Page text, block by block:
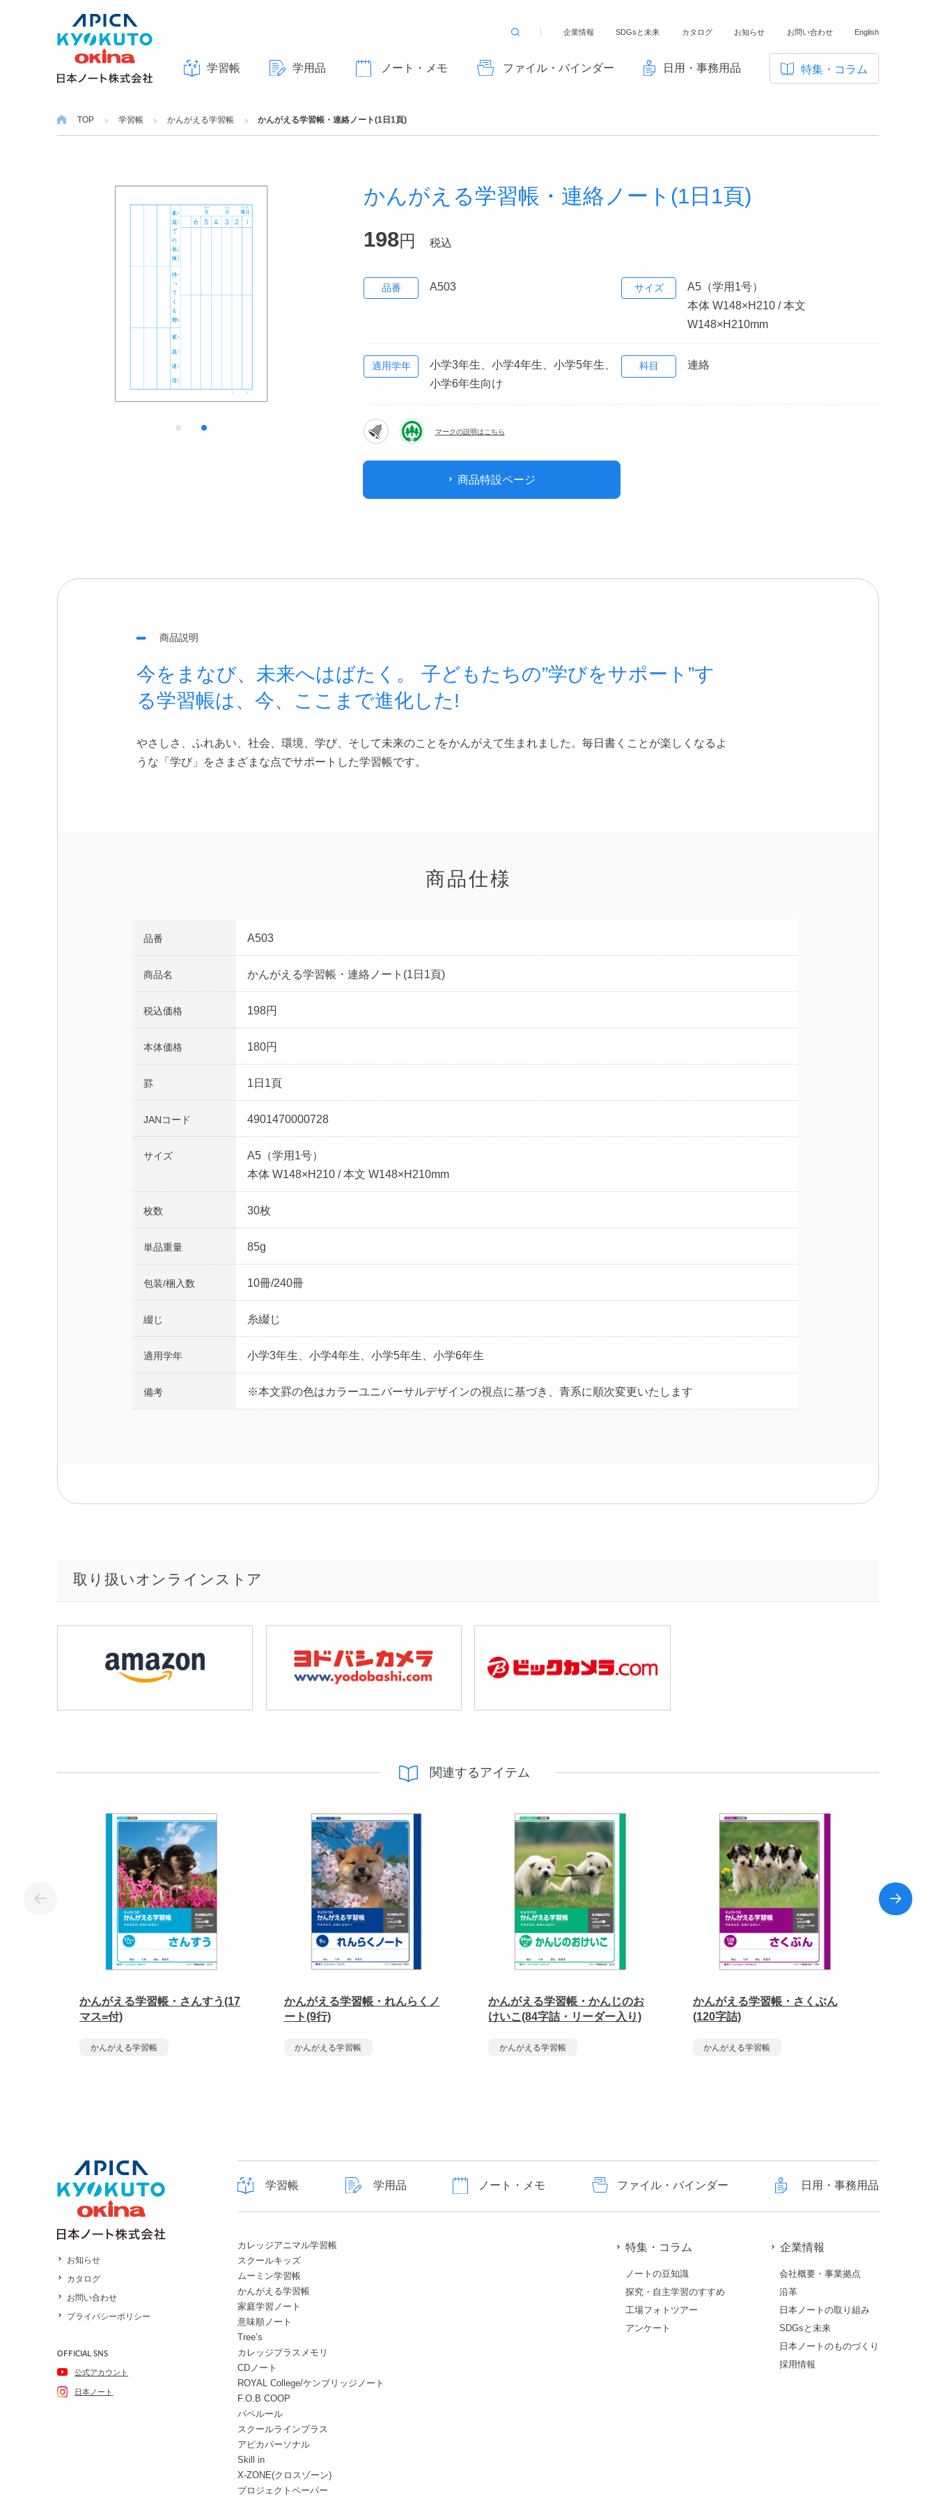
学習帳 学用品 ノート・メモ ファイル・バインダー 日用・事務用品 特集・コラム
検
る
企業情報 SDGsと未来 カタログ お知らせ お問い合わせ English
TOP 学習帳 かんがえる学習帳 かんがえる学習帳・連絡ノート(1日1頁)
かんがえる学習帳・連絡ノート(1日1頁)
198円 税込
品番 A503 サイズ
A5（学用1号）
本体 W148×H210 / 本文
W148×H210mm
適用学年
小学3年生、小学4年生、小学5年生、
小学6年生向け
科目 連絡
マークの説明はこちら
商品特設ページ
商品説明
今をまなび、未来へはばたく。 子どもたちの”学びをサポート”す
る学習帳は、今、ここまで進化した!
やさしさ、ふれあい、社会、環境、学び、そして未来のことをかんがえて生まれました。毎日書くことが楽しくなるよ
うな「学び」をさまざまな点でサポートした学習帳です。
商品仕様
品番 A503
商品名 かんがえる学習帳・連絡ノート(1日1頁)
税込価格 198円
本体価格 180円
罫 1日1頁
JANコード 4901470000728
サイズ
A5（学用1号）
本体 W148×H210 / 本文 W148×H210mm
枚数 30枚
単品重量 85g
包装/梱入数 10冊/240冊
綴じ 糸綴じ
適用学年 小学3年生、小学4年生、小学5年生、小学6年生
備考 ※本文罫の色はカラーユニバーサルデザインの視点に基づき、青系に順次変更いたします
取り扱いオンラインストア
関連するアイテム
かんがえる学習帳・さんすう(17
マス=付)
かんがえる学習帳
かんがえる学習帳・れんらくノ
ート(9行)
かんがえる学習帳
かんがえる学習帳・かんじのお
けいこ(84字詰・リーダー入り)
かんがえる学習帳
かんがえる学習帳・さくぶん
(120字詰)
かんがえる学習帳
お知らせ
カタログ
お問い合わせ
プライバシーポリシー
OFFICIAL SNS
公式アカウント
日本ノート
学習帳 学用品 ノート・メモ ファイル・バインダー 日用・事務用品
カレッジアニマル学習帳
スクールキッズ
ムーミン学習帳
かんがえる学習帳
家庭学習ノート
意味順ノート
Tree’s
カレッジプラスメモリ
CDノート
ROYAL College/ケンブリッジノート
F.O.B COOP
パペルール
スクールラインプラス
アピカパーソナル
Skill in
X-ZONE(クロスゾーン)
プロジェクトペーパー
特集・コラム
ノートの豆知識
探究・自主学習のすすめ
工場フォトツアー
アンケート
企業情報
会社概要・事業拠点
沿革
日本ノートの取り組み
SDGsと未来
日本ノートのものづくり
採用情報